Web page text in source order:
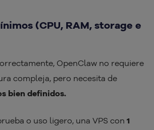
(CPU, RAM, storage e
OpenClaw no requiere
compleja, pero necesita de
bien definidos.
o uso ligero, una VPS con 1